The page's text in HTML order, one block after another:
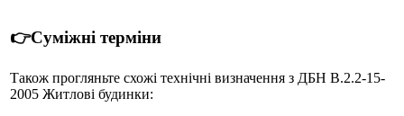
👉Суміжні терміни
Також прогляньте схожі технічні визначення з ДБН В.2.2-15-
2005 Житлові будинки: